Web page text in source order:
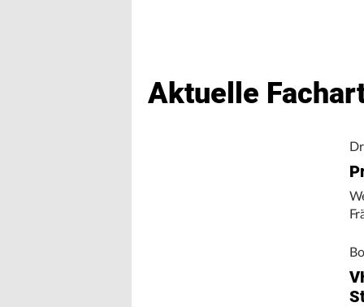
Aktuelle